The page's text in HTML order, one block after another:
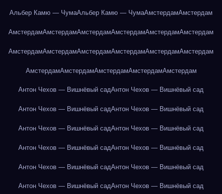
Альбер Камю — ЧумаАльбер Камю — ЧумаАмстердамАмстердам
АмстердамАмстердамАмстердамАмстердамАмстердамАмстердам
АмстердамАмстердамАмстердамАмстердамАмстердамАмстердам
АмстердамАмстердамАмстердамАмстердамАмстердам
Антон Чехов — Вишнёвый садАнтон Чехов — Вишнёвый сад
Антон Чехов — Вишнёвый садАнтон Чехов — Вишнёвый сад
Антон Чехов — Вишнёвый садАнтон Чехов — Вишнёвый сад
Антон Чехов — Вишнёвый садАнтон Чехов — Вишнёвый сад
Антон Чехов — Вишнёвый садАнтон Чехов — Вишнёвый сад
Антон Чехов — Вишнёвый садАнтон Чехов — Вишнёвый сад